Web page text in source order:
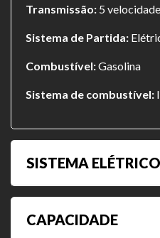
Transmissão: 5
Sistema de Partida:
Combustível:Gasolina
Sistema de combustível:
SISTEMA ELÉTRICO
CAPACIDADE